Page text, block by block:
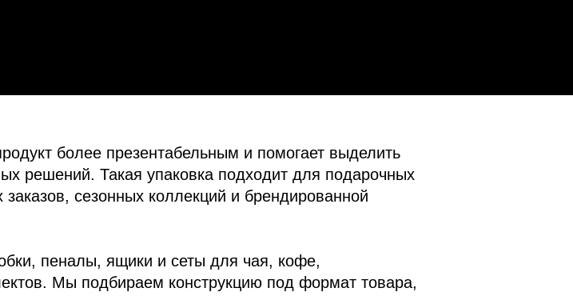
более презентабельным и помогает выделить
решений. Такая упаковка подходит для подарочных
сезонных коллекций и брендированной
пеналы, ящики и сеты для чая, кофе,
Мы подбираем конструкцию под формат товара,